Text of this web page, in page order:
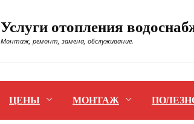
Услуги отопления
Монтаж, ремонт, замена, обслуживание.
ЦЕНЫ МОНТАЖ